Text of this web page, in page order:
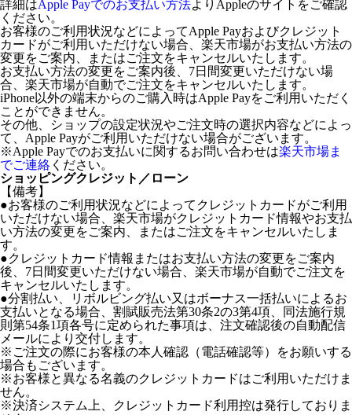
詳細はApple Payでのお支払い方法よりAppleのサイトをご確認
ください。
お客様のご利用状況などによってApple Payおよびクレジット
カードがご利用いただけない場合、楽天市場がお支払い方法の
変更をご案内、またはご注文をキャンセルいたします。
お支払い方法の変更をご案内後、7日間変更いただけない場
合、楽天市場が自動でご注文をキャンセルいたします。
iPhone以外の端末からのご購入時はApple Payをご利用いただく
ことができません。
その他、ショップの設定状況やご注文時の選択内容などによっ
て、Apple Payがご利用いただけない場合がございます。
※Apple Payでのお支払いに関するお問い合わせは楽天市場ま
でご連絡 ください。
ショッピングクレジット／ローン
【備考】
●お客様のご利用状況などによってクレジットカードがご利用
いただけない場合、楽天市場がクレジットカード情報やお支払
い方法の変更をご案内、またはご注文をキャンセルいたしま
す。
●クレジットカード情報またはお支払い方法の変更をご案内
後、7日間変更いただけない場合、楽天市場が自動でご注文を
キャンセルいたします。
●分割払い、リボルビング払い又はボーナス一括払いによるお
支払いとなる場合、割賦販売法第30条2の3第4項、同法施行規
則第54条1項各号に定められた事項は、注文確認後の自動配信
メールにより交付します。
※ご注文の際にお客様の本人確認（電話確認等）をお願いする
場合もございます。
※お客様と異なる名義のクレジットカードはご利用いただけま
せん。
※決済システム上、クレジットカード利用控は発行しておりま